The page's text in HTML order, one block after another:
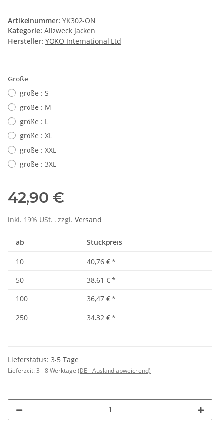
Artikelnummer: YK302-ON
Kategorie: Allzweck Jacken
Hersteller: YOKO International Ltd
Größe
größe : S
größe : M
größe : L
größe : XL
größe : XXL
größe : 3XL
42,90 €
inkl. 19% USt. , zzgl. Versand
ab Stückpreis
10 40,76 € *
50
38,61 € *
100
36,47 € *
250
34,32 € *
Lieferstatus: 3-5 Tage
Lieferzeit:3 - 8 Werktage (DE - Ausland abweichend)